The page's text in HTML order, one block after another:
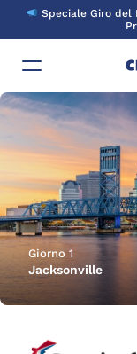
Skip
content
Speciale Giro del
Giorno 1
Jacksonville